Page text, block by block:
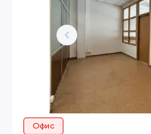
Офис